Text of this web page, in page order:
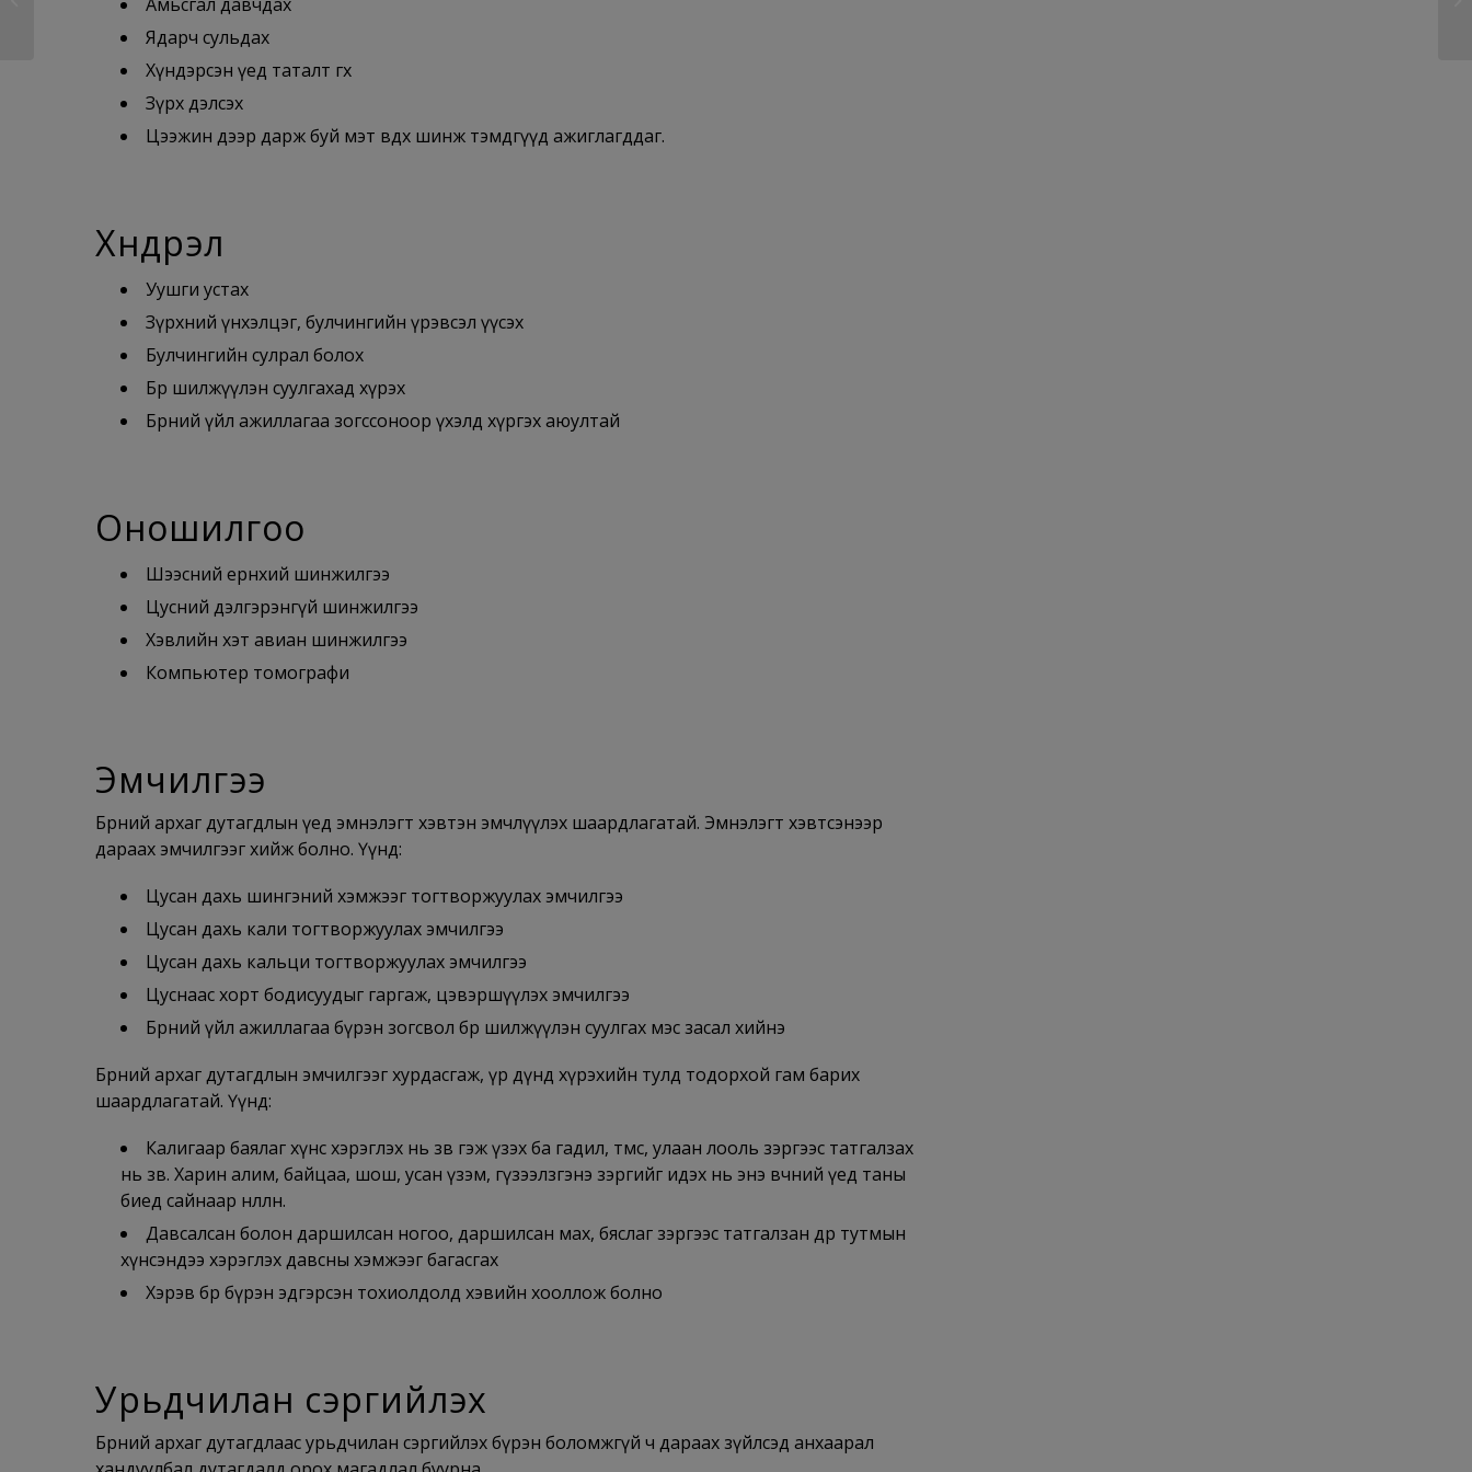
Ядарч сульдах
Хүндэрсэн үед таталт өгөх
Зүрх дэлсэх
Цээжин дээр дарж буй мэт өвдөх шинж тэмдгүүд ажиглагддаг.
Хүндрэл
Уушги устах
Зүрхний үнхэлцэг, булчингийн үрэвсэл үүсэх
Булчингийн сулрал болох
Бөөр шилжүүлэн суулгахад хүрэх
Бөөрний үйл ажиллагаа зогссоноор үхэлд хүргэх аюултай
Оношилгоо
Шээсний ерөнхий шинжилгээ
Цусний дэлгэрэнгүй шинжилгээ
Хэвлийн хэт авиан шинжилгээ
Компьютер томографи
Эмчилгээ
Бөөрний архаг дутагдлын үед эмнэлэгт хэвтэн эмчлүүлэх шаардлагатай. Эмнэлэгт хэвтсэнээр
дараах эмчилгээг хийж болно. Үүнд:
Цусан дахь шингэний хэмжээг тогтворжуулах эмчилгээ
Цусан дахь кали тогтворжуулах эмчилгээ
Цусан дахь кальци тогтворжуулах эмчилгээ
Цуснаас хорт бодисуудыг гаргаж, цэвэршүүлэх эмчилгээ
Бөөрний үйл ажиллагаа бүрэн зогсвол бөөр шилжүүлэн суулгах мэс засал хийнэ
Бөөрний архаг дутагдлын эмчилгээг хурдасгаж, үр дүнд хүрэхийн тулд тодорхой гам барих
шаардлагатай. Үүнд:
Калигаар баялаг хүнс хэрэглэх нь зөв гэж үзэх ба гадил, төмс, улаан лооль зэргээс татгалзах
нь зөв. Харин алим, байцаа, шош, усан үзэм, гүзээлзгэнэ зэргийг идэх нь энэ өвчний үед таны
биед сайнаар нөлөөлнө.
Давсалсан болон даршилсан ногоо, даршилсан мах, бяслаг зэргээс татгалзан өдөр тутмын
хүнсэндээ хэрэглэх давсны хэмжээг багасгах
Хэрэв бөөр бүрэн эдгэрсэн тохиолдолд хэвийн хооллож болно
Урьдчилан сэргийлэх
Бөөрний архаг дутагдлаас урьдчилан сэргийлэх бүрэн боломжгүй ч дараах зүйлсэд анхаарал